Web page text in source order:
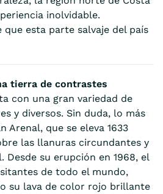
inolvidable.
que esta parte salvaje del país
tierra de contrastes
con una gran variedad de
y diversos. Sin duda, lo más
Arenal, que se eleva 1633
las llanuras circundantes y
Desde su erupción en 1968, el
de todo el mundo,
su lava de color rojo brillante